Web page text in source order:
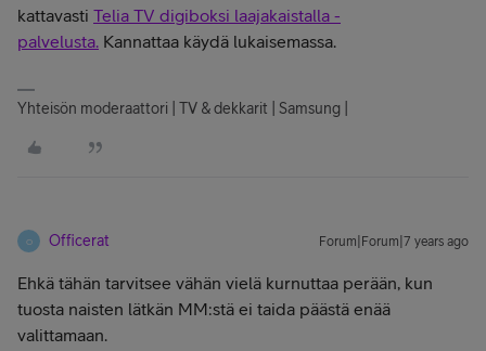
kattavasti Telia TV digiboksi laajakaistalla -
palvelusta. Kannattaa käydä lukaisemassa.
Yhteisön moderaattori | TV & dekkarit | Samsung |
O Officerat Forum|Forum|7 years ago
Ehkä tähän tarvitsee vähän vielä kurnuttaa perään, kun
tuosta naisten lätkän MM:stä ei taida päästä enää
valittamaan.